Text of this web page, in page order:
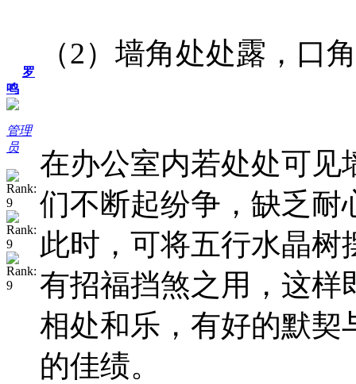
罗
鸣
管理
员
（2）墙角处处露，口
在办公室内若处处可见
们不断起纷争，缺乏耐
此时，可将五行水晶
有招福挡煞之用，这样
相处和乐，有好的默契
的佳绩。